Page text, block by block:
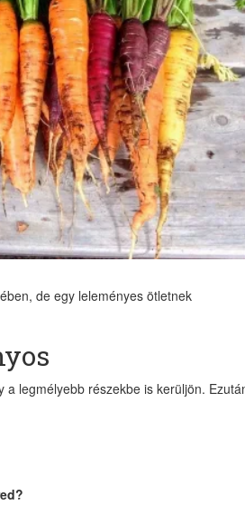
de egy leleményes ötletnek
legmélyebb részekbe is kerüljön.